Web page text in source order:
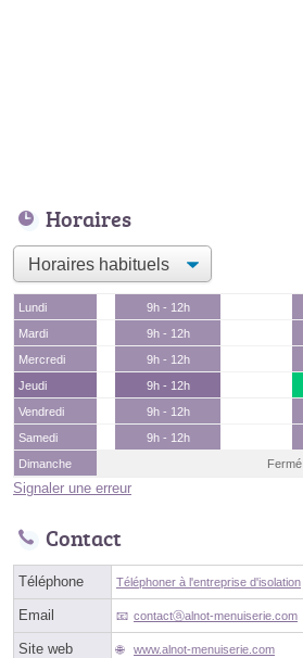
Horaires
Lundi 9h - 12h
Mardi
9h - 12h
Mercredi
9h - 12h
Jeudi
9h - 12h
Vendredi
9h - 12h
Samedi
9h - 12h
Dimanche
Fermé
Signaler une erreur
Contact
Téléphone Téléphoner à l'entreprise d'isolation
Email contactⓐalnot-menuiserie.com
Site web www.alnot-menuiserie.com